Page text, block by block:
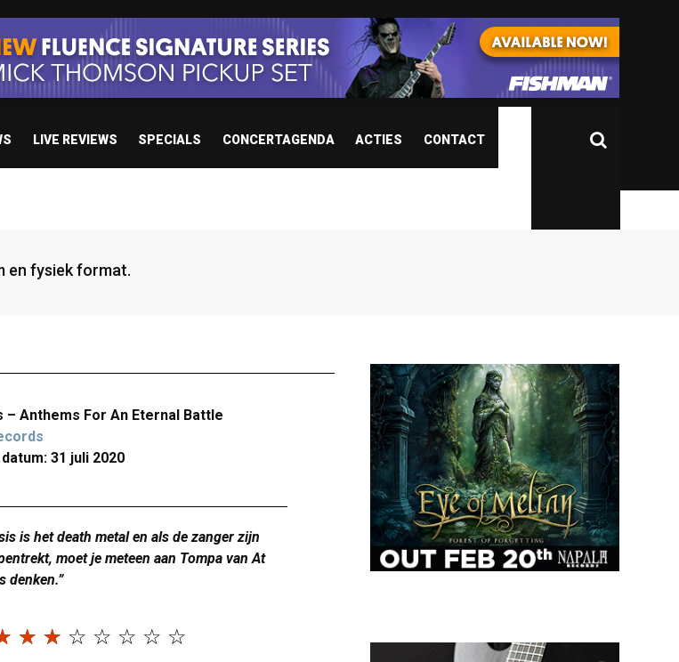
LIVE REVIEWS SPECIALS CONCERTAGENDA ACTIES CONTACT
en fysiek format.
– Anthems For An Eternal Battle
31 juli 2020
is het death metal en als de zanger zijn
moet je meteen aan Tompa van At
denken.”
☆ ☆ ☆ ☆ ☆ ☆ ☆